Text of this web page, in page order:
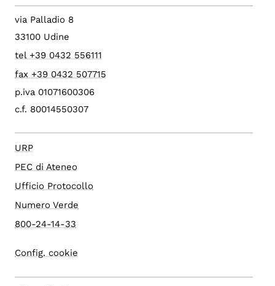
via Palladio 8
33100 Udine
tel +39 0432 556111
fax +39 0432 507715
p.iva 01071600306
c.f. 80014550307
URP
PEC di Ateneo
Ufficio Protocollo
Numero Verde
800-24-14-33
Config. cookie